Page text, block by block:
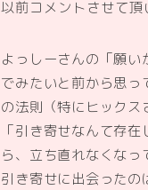
以前コメントさせて頂
よっしーさんの「願
でみたいと前から思
の法則（特にヒックス
「引き寄せなんて存
ら、立ち直れなくなっ
引き寄せに出会ったの